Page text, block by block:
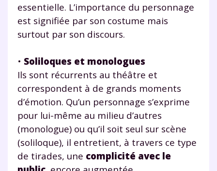
essentielle. L’importance du personnage
est signifiée par son costume mais
surtout par son discours.
• Soliloques et monologues
Ils sont récurrents au théâtre et
correspondent à de grands moments
d’émotion. Qu’un personnage s’exprime
pour lui-même au milieu d’autres
(monologue) ou qu’il soit seul sur scène
(soliloque), il entretient, à travers ce type
de tirades, une complicité avec le